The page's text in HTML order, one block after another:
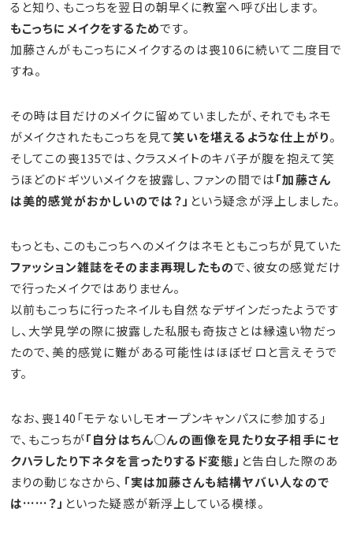
ると知り、もこっちを翌日の朝早くに教室へ呼び出します。
もこっちにメイクをするためです。
加藤さんがもこっちにメイクするのは喪106に続いて二度目で
すね。
その時は目だけのメイクに留めていましたが、それでもネモ
がメイクされたもこっちを見て笑いを堪えるような仕上がり。
そしてこの喪135では、クラスメイトのキバ子が腹を抱えて笑
うほどのドギツいメイクを披露し、ファンの間では「加藤さん
は美的感覚がおかしいのでは？」 という疑念が浮上しました。
もっとも、このもこっちへのメイクはネモともこっちが見ていた
ファッション雑誌をそのまま再現したもので、彼女の感覚だけ
で行ったメイクではありません。
以前もこっちに行ったネイルも自然なデザインだったようです
し、大学見学の際に披露した私服も奇抜さとは縁遠い物だっ
たので、美的感覚に難がある可能性はほぼゼロと言えそうで
す。
なお、喪140「モテないしモオープンキャンパスに参加する」
で、もこっちが「自分はちん○んの画像を見たり女子相手にセ
クハラしたり下ネタを言ったりするド変態」 と告白した際のあ
まりの動じなさから、 「実は加藤さんも結構ヤバい人なので
は……？」 といった疑惑が新浮上している模様。